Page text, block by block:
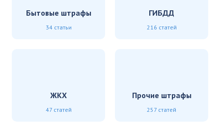
Бытовые штрафы
34 статьи
ГИБДД
216 статей
ЖКХ
47 статей
Прочие штрафы
257 статей